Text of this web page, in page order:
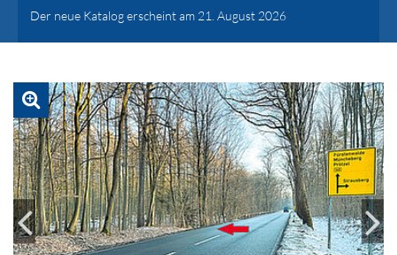
Der neue Katalog erscheint am 21. August 2026